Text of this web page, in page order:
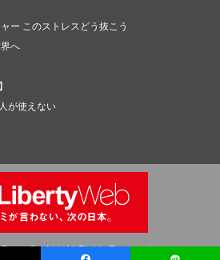
ー このストレスどう抜こう
へ
が使えない
Co.,Ltd. All Rights Reserved.